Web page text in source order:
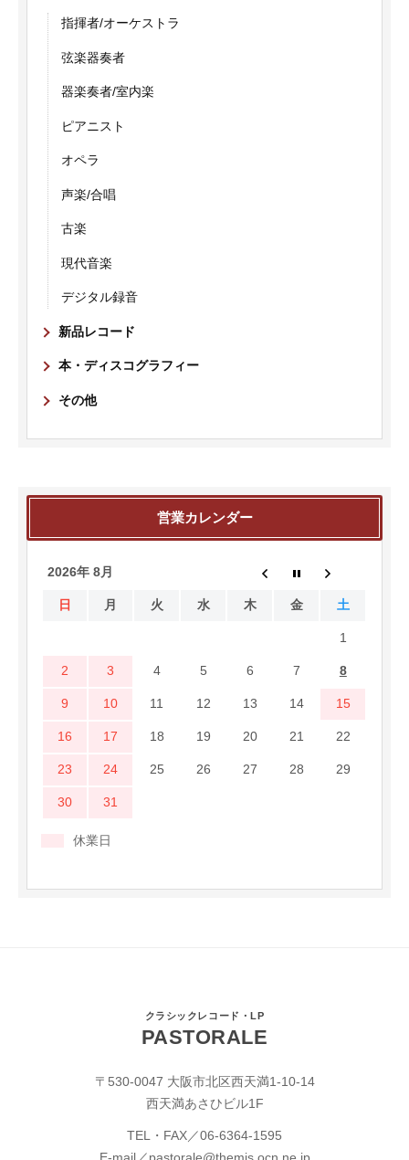
指揮者/オーケストラ
弦楽器奏者
器楽奏者/室内楽
ピアニスト
オペラ
声楽/合唱
古楽
現代音楽
デジタル録音
新品レコード
本・ディスコグラフィー
その他
営業カレンダー
2026年 8月
日 月 火 水 木 金 土
1
2 3 4 5 6 7 8
9 10 11 12 13 14 15
16 17 18 19 20 21 22
23 24 25 26 27 28 29
30 31
休業日
クラシックレコード・LP
PASTORALE
〒530-0047 大阪市北区西天満1-10-14
西天満あさひビル1F
TEL・FAX／06-6364-1595